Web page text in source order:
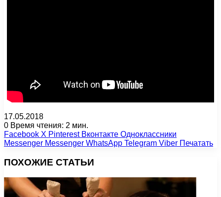
17.05.2018
0 Время чтения: 2 мин.
Facebook X Pinterest Вконтакте Одноклассники
Messenger Messenger WhatsApp Telegram Viber Печатать
ПОХОЖИЕ СТАТЬИ